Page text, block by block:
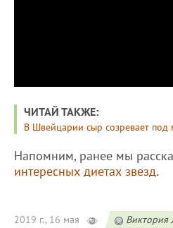
ЧИТАЙ ТАКЖЕ:
В Швейцарии сыр созревает под
Напомним, ранее мы
интересных диетах звезд.
2019 г., 16 мая
Виктория